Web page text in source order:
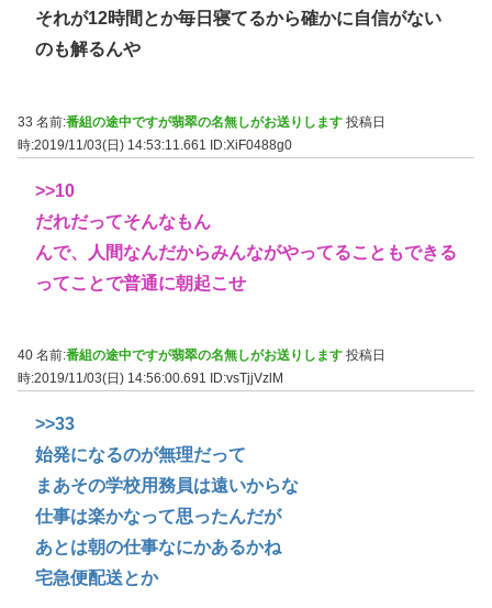
それが12時間とか毎日寝てるから確かに自信がない
のも解るんや
33 名前:番組の途中ですが翡翠の名無しがお送りします 投稿日
時:2019/11/03(日) 14:53:11.661 ID:XiF0488g0
>>10
だれだってそんなもん
んで、人間なんだからみんながやってることもできる
ってことで普通に朝起こせ
40 名前:番組の途中ですが翡翠の名無しがお送りします 投稿日
時:2019/11/03(日) 14:56:00.691
ID:vsTjjVzlM
>>33
始発になるのが無理だって
まあその学校用務員は遠いからな
仕事は楽かなって思ったんだが
あとは朝の仕事なにかあるかね
宅急便配送とか